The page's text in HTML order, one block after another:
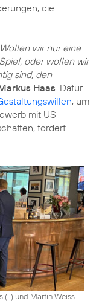
die
wir nur eine
oder wollen wir
sind, den
Haas . Dafür
, um
mit US-
fordert
(l.) und Martin Weiss